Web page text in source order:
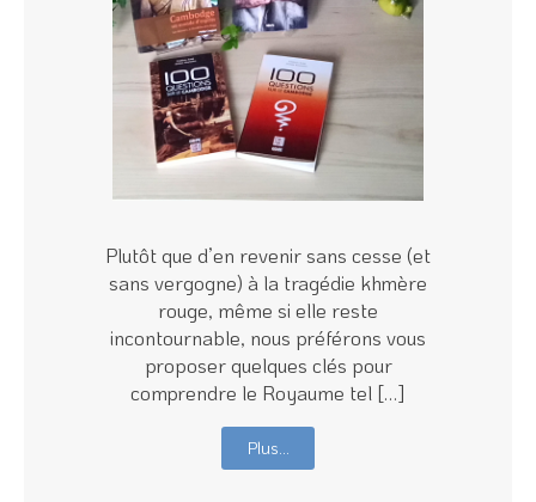
Plutôt que d’en revenir sans cesse (et
sans vergogne) à la tragédie khmère
rouge, même si elle reste
incontournable, nous préférons vous
proposer quelques clés pour
comprendre le Royaume tel […]
Plus…